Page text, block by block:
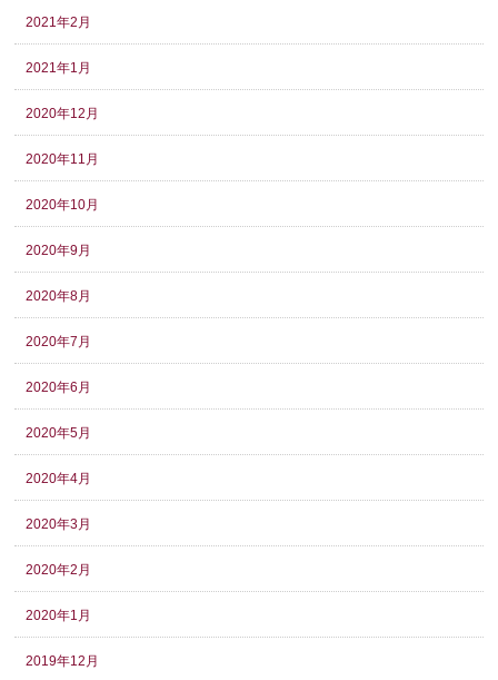
2021年2月
2021年1月
2020年12月
2020年11月
2020年10月
2020年9月
2020年8月
2020年7月
2020年6月
2020年5月
2020年4月
2020年3月
2020年2月
2020年1月
2019年12月